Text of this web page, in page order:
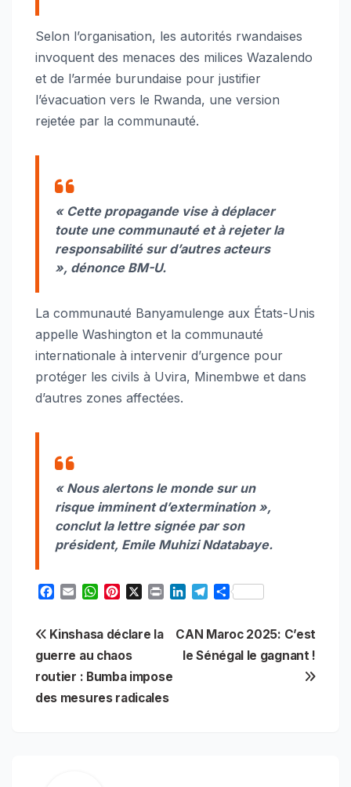
Selon l’organisation, les autorités rwandaises
invoquent des menaces des milices Wazalendo
et de l’armée burundaise pour justifier
l’évacuation vers le Rwanda, une version
rejetée par la communauté.
« Cette propagande vise à déplacer
toute une communauté et à rejeter la
responsabilité sur d’autres acteurs
», dénonce BM-U.
La communauté Banyamulenge aux États-Unis
appelle Washington et la communauté
internationale à intervenir d’urgence pour
protéger les civils à Uvira, Minembwe et dans
d’autres zones affectées.
« Nous alertons le monde sur un
risque imminent d’extermination »,
conclut la lettre signée par son
président, Emile Muhizi Ndatabaye.
e
b
o
o
k
i
W
t
s
A
p
p
t
e
r
e
s
k
e
e
g
S
r
e
Navigation
de
l’article
CAN Maroc 2025: C’est
le Sénégal le gagnant !
Kinshasa déclare la
guerre au chaos
routier : Bumba impose
des mesures radicales